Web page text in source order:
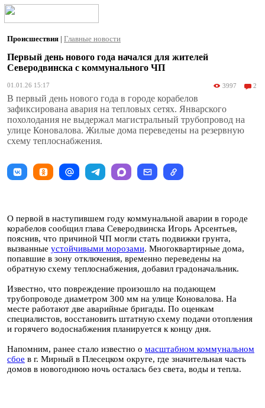
Происшествия | Главные новости
Первый день нового года начался для жителей
Северодвинска с коммунального ЧП
01.01.26 15:17 3997 2
В первый день нового года в городе корабелов
зафиксирована авария на тепловых сетях. Январского
похолодания не выдержал магистральный трубопровод на
улице Коновалова. Жилые дома переведены на резервную
схему теплоснабжения.
О первой в наступившем году коммунальной аварии в городе
корабелов сообщил глава Северодвинска Игорь Арсентьев,
пояснив, что причиной ЧП могли стать подвижки грунта,
вызванные устойчивыми морозами. Многоквартирные дома,
попавшие в зону отключения, временно переведены на
обратную схему теплоснабжения, добавил градоначальник.
Известно, что повреждение произошло на подающем
трубопроводе диаметром 300 мм на улице Коновалова. На
месте работают две аварийные бригады. По оценкам
специалистов, восстановить штатную схему подачи отопления
и горячего водоснабжения планируется к концу дня.
Напомним, ранее стало известно о масштабном коммунальном
сбое в г. Мирный в Плесецком округе, где значительная часть
домов в новогоднюю ночь осталась без света, воды и тепла.